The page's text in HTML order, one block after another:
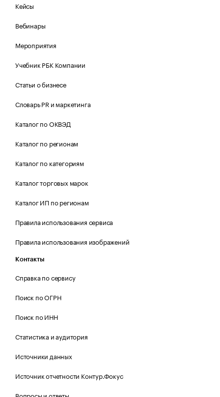
Кейсы
Вебинары
Мероприятия
Учебник РБК Компании
Статьи о бизнесе
Словарь PR и маркетинга
Каталог по ОКВЭД
Каталог по регионам
Каталог по категориям
Каталог торговых марок
Каталог ИП по регионам
Правила использования сервиса
Правила использования изображений
Контакты
Справка по сервису
Поиск по ОГРН
Поиск по ИНН
Статистика и аудитория
Источники данных
Источник отчетности Контур.Фокус